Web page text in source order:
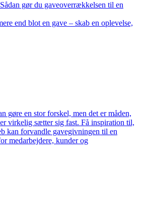
gør du gaveoverrækkelsen til en
end blot en gave – skab en oplevelse,
gøre en stor forskel, men det er måden,
virkelig sætter sig fast. Få inspiration til,
kan forvandle gavegivningen til en
medarbejdere, kunder og